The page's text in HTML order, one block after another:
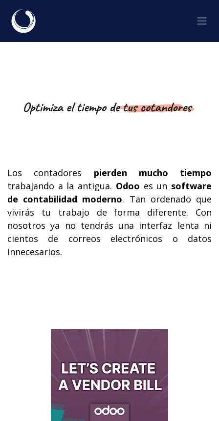
Los contadores pierden mucho tiempo
trabajando a la antigua. Odoo es un software
de contabilidad moderno. Tan ordenado que
vivirás tu trabajo de forma diferente. Con
nosotros ya no tendrás una interfaz lenta ni
cientos de correos electrónicos o datos
innecesarios.